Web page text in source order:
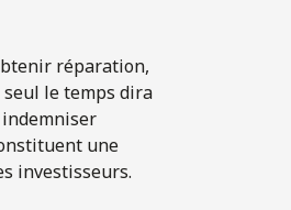
réparation,
le temps dira
une
investisseurs.